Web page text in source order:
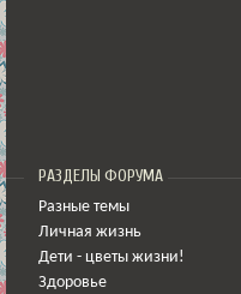
РАЗДЕЛЫ ФОРУМА
Разные темы
Личная жизнь
Дети - цветы жизни!
Здоровье